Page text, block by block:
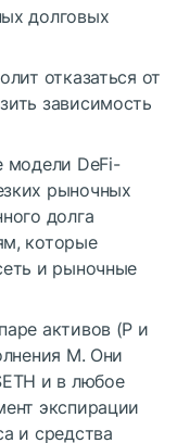
долговых
отказаться от
зависимость
модели DeFi-
рыночных
долга
которые
и рыночные
активов (P и
M. Они
и в любое
экспирации
и средства